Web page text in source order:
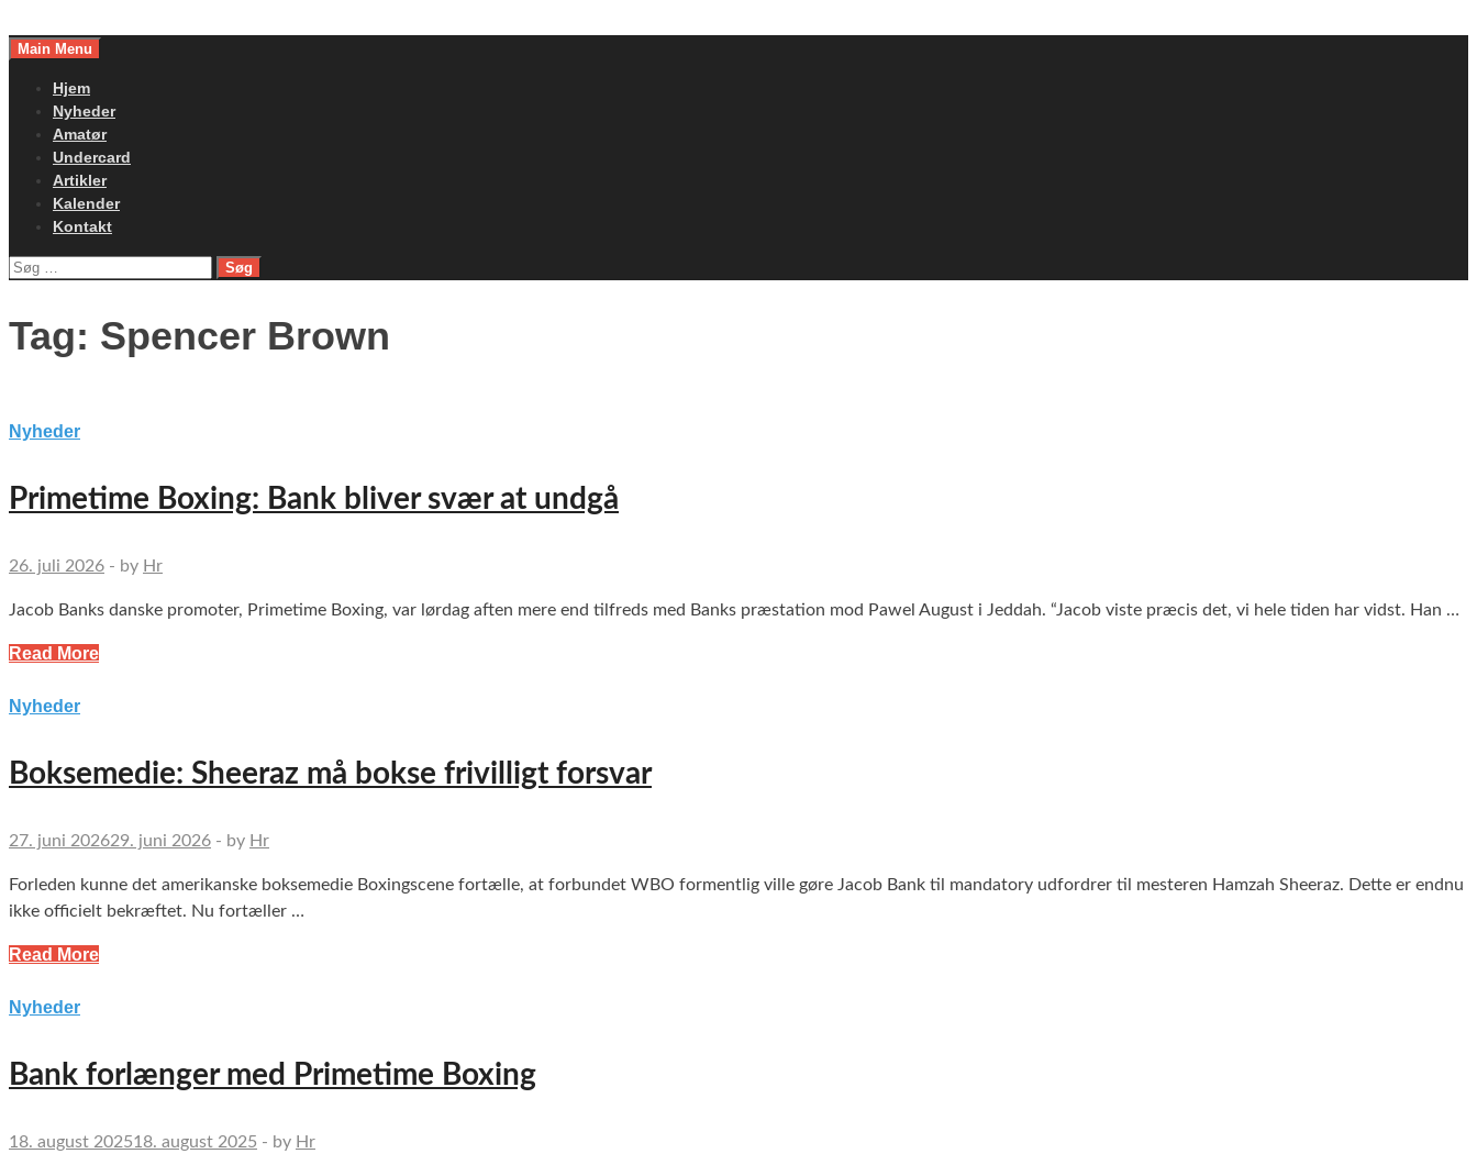
toMain Menu
Hjem
Nyheder
Amatør
Undercard
Artikler
Kalender
Kontakt
Søg
Tag: Spencer Brown
Nyheder
Primetime Boxing: Bank bliver svær at undgå
26. juli 2026 - by Hr
Jacob Banks danske promoter, Primetime Boxing, var lørdag aften mere end tilfreds med Banks præstation mod Pawel August i Jeddah. “Jacob viste præcis det, vi hele tiden har vidst. Han …
Read More
Nyheder
Boksemedie: Sheeraz må bokse frivilligt forsvar
27. juni 202629. juni 2026 - by Hr
Forleden kunne det amerikanske boksemedie Boxingscene fortælle, at forbundet WBO formentlig ville gøre Jacob Bank til mandatory udfordrer til mesteren Hamzah Sheeraz. Dette er endnu
ikke officielt bekræftet. Nu fortæller …
Read More
Nyheder
Bank forlænger med Primetime Boxing
18. august 202518. august 2025 - by Hr